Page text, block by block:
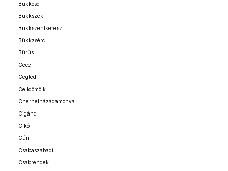
Bükkösd
Bükkszék
Bükkszentkereszt
Bükkzsérc
Bürüs
Cece
Cegléd
Celldömölk
Chernelházadamonya
Cigánd
Cikó
Cún
Csabaszabadi
Csabrendek